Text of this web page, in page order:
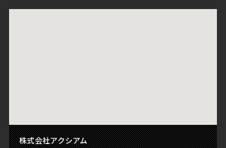
株式会社アクシアム